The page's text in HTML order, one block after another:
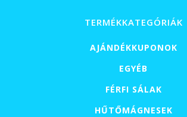
TERMÉKKATEGÓRIÁK
AJÁNDÉKKUPONOK
EGYÉB
FÉRFI SÁLAK
HŰTŐMÁGNESEK